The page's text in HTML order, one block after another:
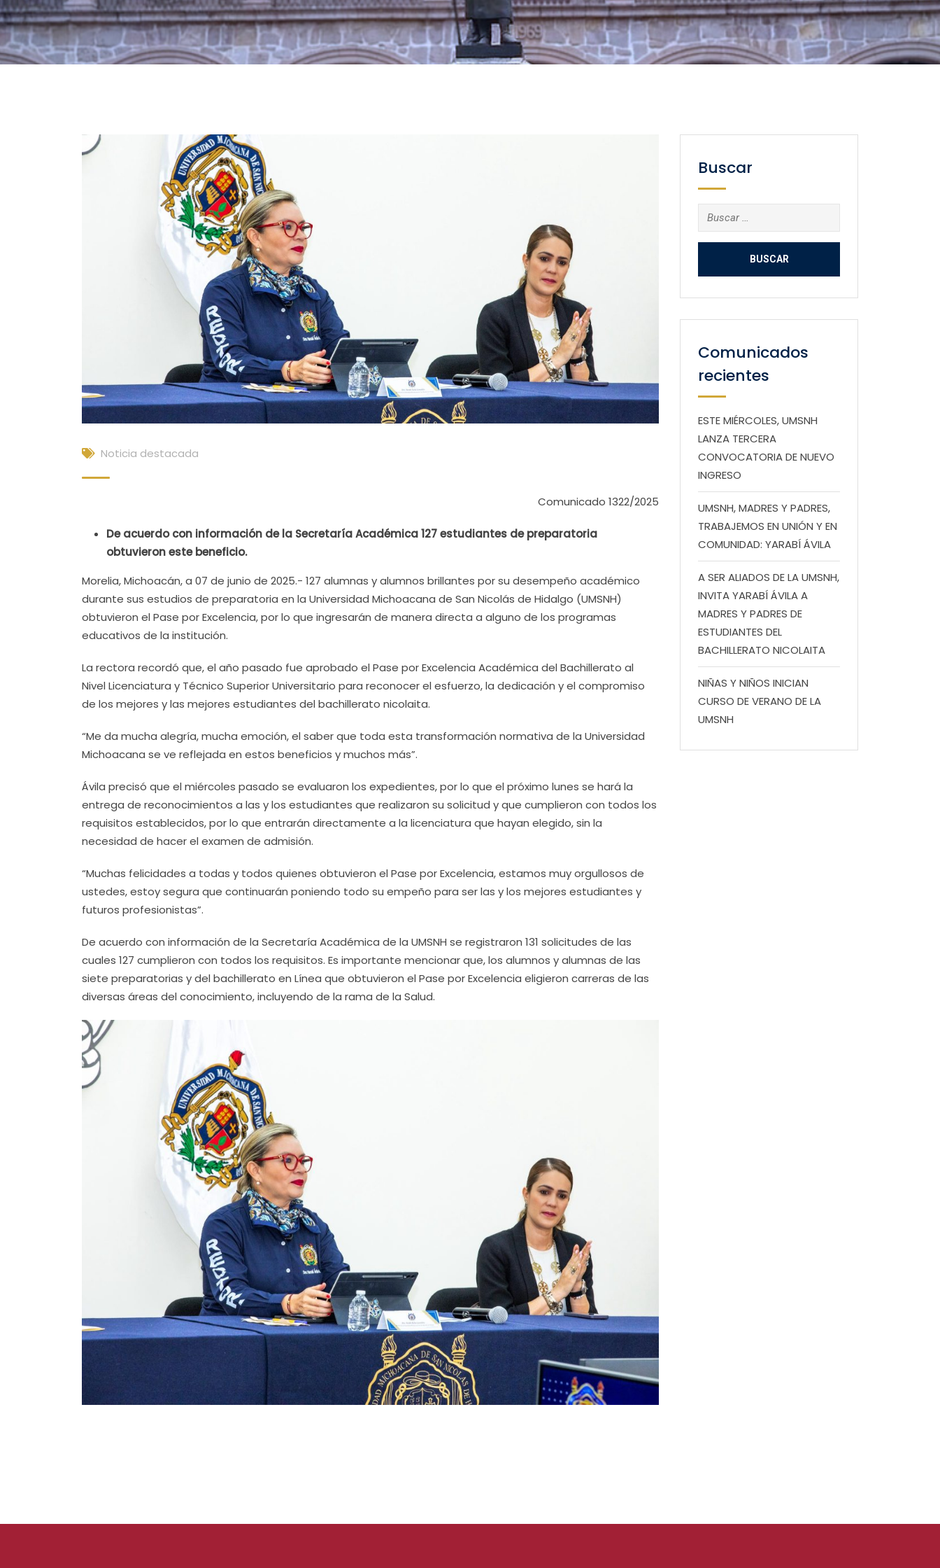
Noticia destacada
Comunicado 1322/2025
De acuerdo con información de la Secretaría Académica 127 estudiantes de preparatoria
obtuvieron este beneficio.
Morelia, Michoacán, a 07 de junio de 2025.- 127 alumnas y alumnos brillantes por su desempeño académico
durante sus estudios de preparatoria en la Universidad Michoacana de San Nicolás de Hidalgo (UMSNH)
obtuvieron el Pase por Excelencia, por lo que ingresarán de manera directa a alguno de los programas
educativos de la institución.
La rectora recordó que, el año pasado fue aprobado el Pase por Excelencia Académica del Bachillerato al
Nivel Licenciatura y Técnico Superior Universitario para reconocer el esfuerzo, la dedicación y el compromiso
de los mejores y las mejores estudiantes del bachillerato nicolaita.
“Me da mucha alegría, mucha emoción, el saber que toda esta transformación normativa de la Universidad
Michoacana se ve reflejada en estos beneficios y muchos más”.
Ávila precisó que el miércoles pasado se evaluaron los expedientes, por lo que el próximo lunes se hará la
entrega de reconocimientos a las y los estudiantes que realizaron su solicitud y que cumplieron con todos los
requisitos establecidos, por lo que entrarán directamente a la licenciatura que hayan elegido, sin la
necesidad de hacer el examen de admisión.
“Muchas felicidades a todas y todos quienes obtuvieron el Pase por Excelencia, estamos muy orgullosos de
ustedes, estoy segura que continuarán poniendo todo su empeño para ser las y los mejores estudiantes y
futuros profesionistas”.
De acuerdo con información de la Secretaría Académica de la UMSNH se registraron 131 solicitudes de las
cuales 127 cumplieron con todos los requisitos. Es importante mencionar que, los alumnos y alumnas de las
siete preparatorias y del bachillerato en Línea que obtuvieron el Pase por Excelencia eligieron carreras de las
diversas áreas del conocimiento, incluyendo de la rama de la Salud.
Buscar
Buscar:
Comunicados
recientes
ESTE MIÉRCOLES, UMSNH
LANZA TERCERA
CONVOCATORIA DE NUEVO
INGRESO
UMSNH, MADRES Y PADRES,
TRABAJEMOS EN UNIÓN Y EN
COMUNIDAD: YARABÍ ÁVILA
A SER ALIADOS DE LA UMSNH,
INVITA YARABÍ ÁVILA A
MADRES Y PADRES DE
ESTUDIANTES DEL
BACHILLERATO NICOLAITA
NIÑAS Y NIÑOS INICIAN
CURSO DE VERANO DE LA
UMSNH